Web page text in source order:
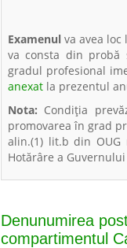
Examenul va avea
va consta din probă
gradul profesional
anexat la prezentul
Nota: Condiția
promovarea în grad
alin.(1) lit.b din
Hotărâre a
Denunumirea
compartimentul